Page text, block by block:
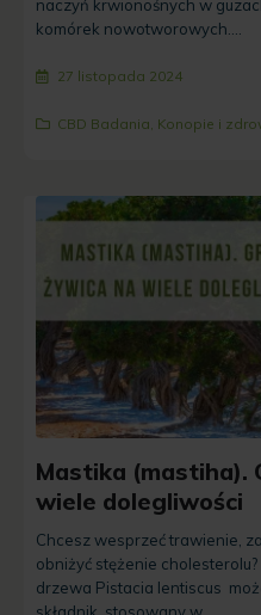
naczyń krwionośnych w
komórek nowotworowych....
27 listopada 2024
CBD Badania Konopie i
Mastika (mastiha).
wiele dolegliwości
Chcesz wesprzeć trawienie,
obniżyć stężenie
drzewa Pistacia lentiscus